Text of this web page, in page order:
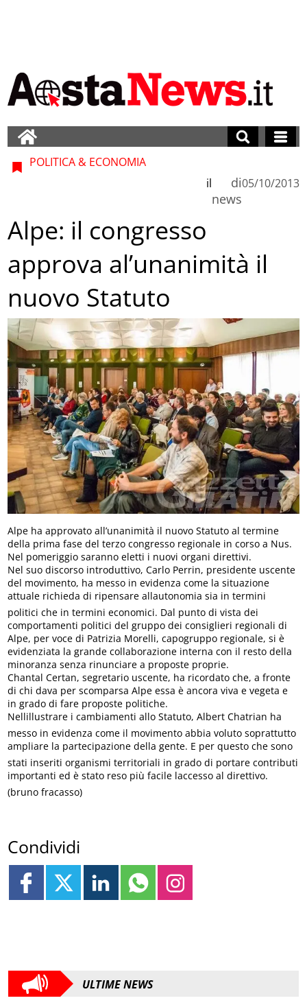
POLITICA & ECONOMIA
di
news
il 05/10/2013
Alpe: il congresso
approva al’unanimità il
nuovo Statuto
Alpe ha approvato all’unanimità il nuovo Statuto al termine
della prima fase del terzo congresso regionale in corso a Nus.
Nel pomeriggio saranno eletti i nuovi organi direttivi.
Nel suo discorso introduttivo, Carlo Perrin, presidente uscente
del movimento, ha messo in evidenza come la situazione
attuale richieda di ripensare allautonomia sia in termini
politici che in termini economici. Dal punto di vista dei
comportamenti politici del gruppo dei consiglieri regionali di
Alpe, per voce di Patrizia Morelli, capogruppo regionale, si è
evidenziata la grande collaborazione interna con il resto della
minoranza senza rinunciare a proposte proprie.
Chantal Certan, segretario uscente, ha ricordato che, a fronte
di chi dava per scomparsa Alpe essa è ancora viva e vegeta e
in grado di fare proposte politiche.
Nellillustrare i cambiamenti allo Statuto, Albert Chatrian ha
messo in evidenza come il movimento abbia voluto soprattutto
ampliare la partecipazione della gente. E per questo che sono
stati inseriti organismi territoriali in grado di portare contributi
importanti ed è stato reso più facile laccesso al direttivo.
(bruno fracasso)
Condividi
ULTIME NEWS